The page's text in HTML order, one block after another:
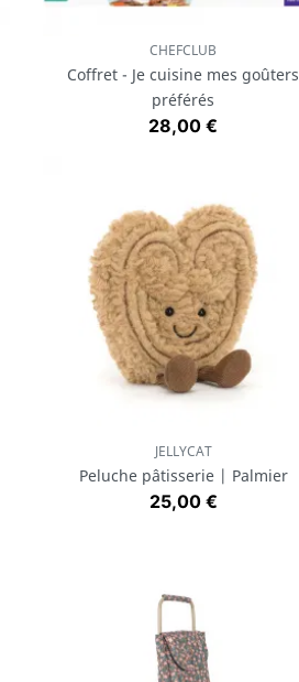
Aperçu rapide
CHEFCLUB
Coffret - Je cuisine mes goûters
préférés
Prix
28,00 €
Aperçu rapide
JELLYCAT
Peluche pâtisserie | Palmier
Prix
25,00 €